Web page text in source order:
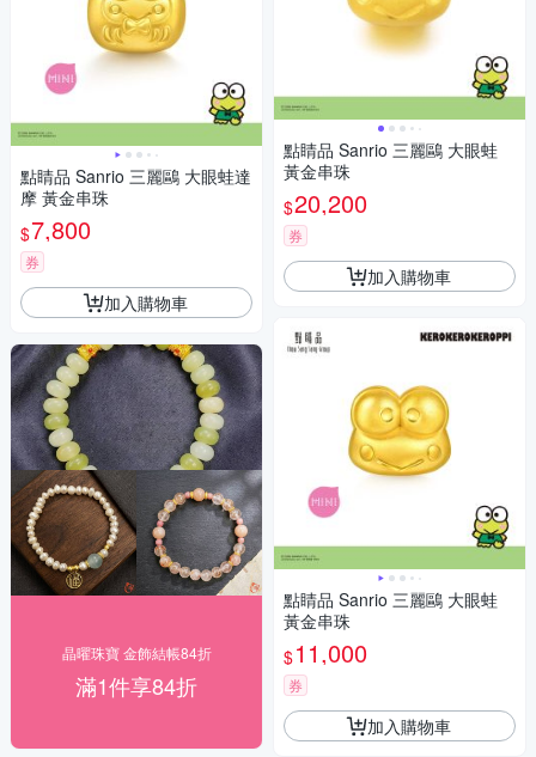
點睛品 Sanrio 三麗鷗 大眼蛙達
摩 黃金串珠
$7,800
券
加入購物車
晶曜珠寶 金飾結帳84折
滿1件享84折
點睛品 Sanrio 三麗鷗 大眼蛙
黃金串珠
$20,200
券
加入購物車
點睛品 Sanrio 三麗鷗 大眼蛙
黃金串珠
$11,000
券
加入購物車